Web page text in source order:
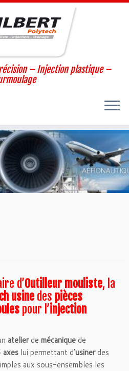
– Injection plastique –
d’Outilleur mouliste, la
usine des pièces
pour l’injection
atelierde mécanique de
axes lui permettant d’usinerdes
aux sous-ensembles les